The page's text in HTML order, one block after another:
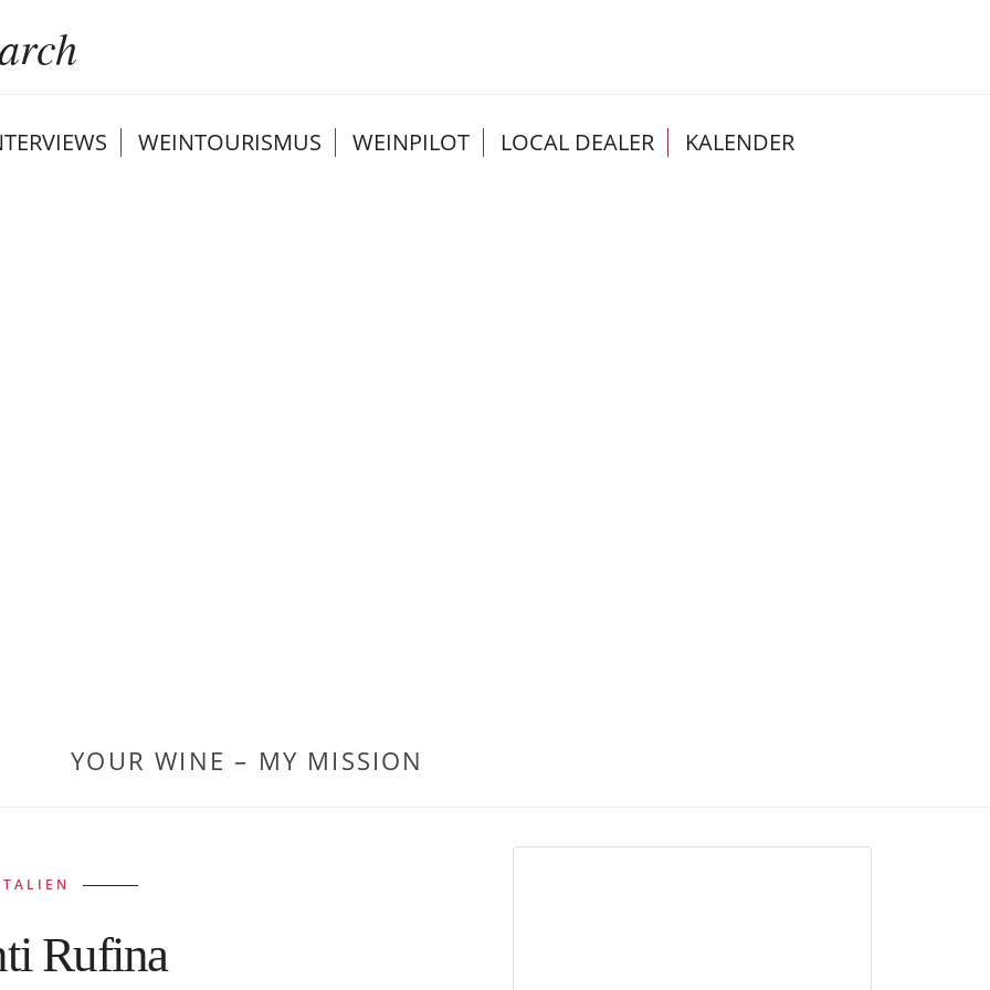
WEINTOURISMUS WEINPILOT LOCAL DEALER KALENDER
YOUR WINE – MY MISSION
Rufina